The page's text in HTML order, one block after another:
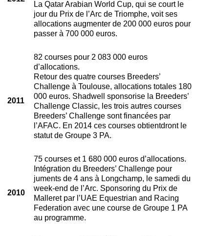
La Qatar Arabian World Cup, qui se court le
jour du Prix de l’Arc de Triomphe, voit ses
allocations augmenter de 200 000 euros pour
passer à 700 000 euros.
2011
82 courses pour 2 083 000 euros
d’allocations.
Retour des quatre courses Breeders’
Challenge à Toulouse, allocations totales 180
000 euros. Shadwell sponsorise la Breeders’
Challenge Classic, les trois autres courses
Breeders’ Challenge sont financées par
l’AFAC. En 2014 ces courses obtientdront le
statut de Groupe 3 PA.
2010
75 courses et 1 680 000 euros d’allocations.
Intégration du Breeders’ Challenge pour
juments de 4 ans à Longchamp, le samedi du
week-end de l’Arc. Sponsoring du Prix de
Malleret par l’UAE Equestrian and Racing
Federation avec une course de Groupe 1 PA
au programme.